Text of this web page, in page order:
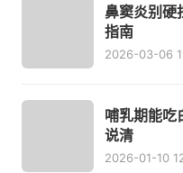
鼻窦炎别硬
指南
2026-03-06
哺乳期能吃
说清
2026-01-10